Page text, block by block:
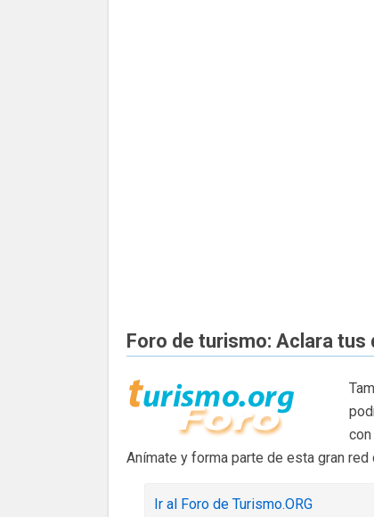
Foro de turismo: Aclara tus
Anímate y forma parte de esta gran
Ir al Foro de Turismo.ORG